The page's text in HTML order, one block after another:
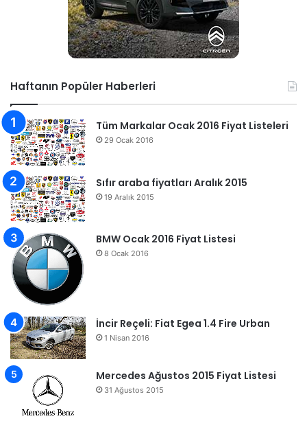
Haftanın Popüler Haberleri
Tüm Markalar Ocak 2016 Fiyat Listeleri
29 Ocak 2016
Sıfır araba fiyatları Aralık 2015
19 Aralık 2015
BMW Ocak 2016 Fiyat Listesi
8 Ocak 2016
İncir Reçeli: Fiat Egea 1.4 Fire Urban
1 Nisan 2016
Mercedes Ağustos 2015 Fiyat Listesi
31 Ağustos 2015